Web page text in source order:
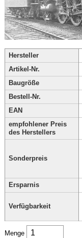
Hersteller
Artikel-Nr.
Baugröße
Bestell-Nr.
EAN
empfohlener Preis
des Herstellers
Sonderpreis
Ersparnis
Verfügbarkeit
Menge